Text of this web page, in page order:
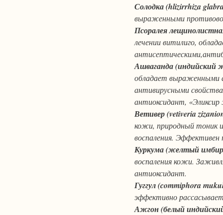
Солодка (hlizirrhiza
выраженными
Псоралея
лечении витилиго,
Ашваганда (индийский
обладает выраженными
антивирусными
антиоксидант,
Ветивер (vetiveria
кожи, природный тоник
воспаления.
Куркума (желтый
воспаления кожи.
антиоксидант.
Гуггул (commiphora
эффективно
Ажгон (белый